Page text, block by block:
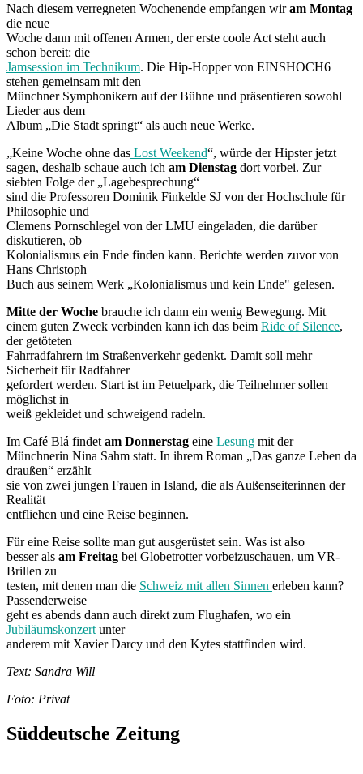
Nach diesem verregneten Wochenende empfangen wiram Montag
die neue
Woche dann mit offenen Armen, der erste coole Act steht auch
schon bereit: die
Jamsession im Technikum. Die Hip-Hopper von EINSHOCH6
stehen gemeinsam mit den
Münchner Symphonikern auf der Bühne und präsentieren sowohl
Lieder aus dem
Album „Die Stadt springt“ als auch neue Werke.
„Keine Woche ohne das Lost Weekend“, würde der Hipster jetzt
sagen, deshalb schaue auch ich am Dienstag dort vorbei. Zur
siebten Folge der „Lagebesprechung“
sind die Professoren Dominik Finkelde SJ von der Hochschule für
Philosophie und
Clemens Pornschlegel von der LMU eingeladen, die darüber
diskutieren, ob
Kolonialismus ein Ende finden kann. Berichte werden zuvor von
Hans Christoph
Buch aus seinem Werk „Kolonialismus und kein Ende" gelesen.
Mitte der Woche brauche ich dann ein wenig Bewegung. Mit
einem guten Zweck verbinden kann ich das beim Ride of Silence,
der getöteten
Fahrradfahrern im Straßenverkehr gedenkt. Damit soll mehr
Sicherheit für Radfahrer
gefordert werden. Start ist im Petuelpark, die Teilnehmer sollen
möglichst in
weiß gekleidet und schweigend radeln.
Im Café Blá findet am Donnerstag eine Lesung mit der
Münchnerin Nina Sahm statt. In ihrem Roman „Das ganze Leben da
draußen“ erzählt
sie von zwei jungen Frauen in Island, die als Außenseiterinnen der
Realität
entfliehen und eine Reise beginnen.
Für eine Reise sollte man gut ausgerüstet sein. Was ist also
besser als am Freitag bei Globetrotter vorbeizuschauen, um VR-
Brillen zu
testen, mit denen man die Schweiz mit allen Sinnen erleben kann?
Passenderweise
geht es abends dann auch direkt zum Flughafen, wo ein
Jubiläumskonzert unter
anderem mit Xavier Darcy und den Kytes stattfinden wird.
Text: Sandra Will
Foto: Privat
Süddeutsche Zeitung